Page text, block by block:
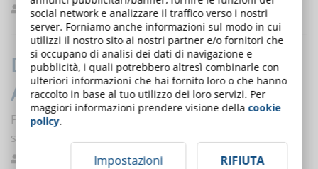
Giura Buone pratiche 0
DynDevice LMS e l'Intelligenza
Artificiale: DyBot
Pubblicato su rivista scientifica internazionale il paper
sul nuovo chatbot di DynDevice LMS
Studi 0
social network e analizzare il traffico verso i nostri
server. Forniamo anche informazioni sul modo in cui
utilizzi il nostro sito ai nostri partner e/o fornitori che
si occupano di analisi dei dati di navigazione e
pubblicità, i quali potrebbero altresì combinarle con
ulteriori informazioni che hai fornito loro o che hanno
raccolto in base al tuo utilizzo dei loro servizi. Per
maggiori informazioni prendere visione dellacookie
policy.
Impostazioni RIFIUTA